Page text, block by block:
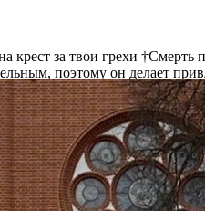
крест за твои грехи
поэтому он делает